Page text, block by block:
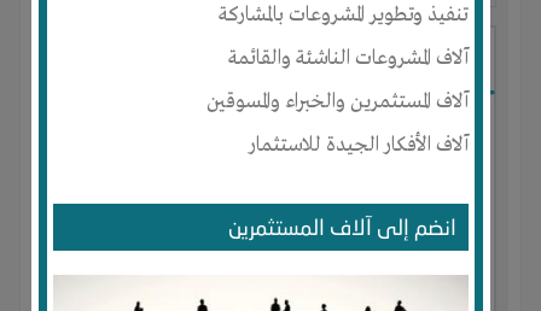
تنفيذ وتطوير المشروعات بالمشاركة
آلاف المشروعات الناشئة والقائمة
آلاف المستثمرين والخبراء والمسوقين
آلاف الأفكار الجيدة للاستثمار
انضم إلى آلاف المستثمرين
Ibrahim Mostafa